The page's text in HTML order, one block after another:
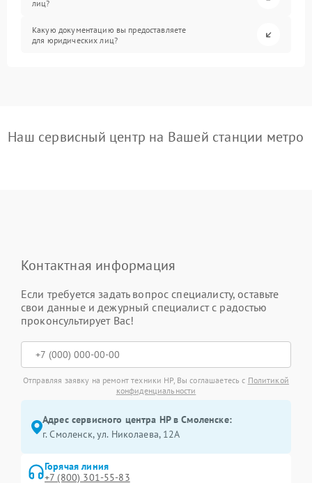
лиц?
Какую документацию вы предоставляете
для юридических лиц?
Наш сервисный центр на Вашей станции метро
Контактная информация
Если требуется задать вопрос специалисту, оставьте
свои данные и дежурный специалист с радостью
проконсультирует Вас!
Отправляя заявку на ремонт техники HP, Вы соглашаетесь с Политикой
конфиденциальности
Адрес сервисного центра HP в Смоленске:
г. Смоленск, ул. Николаева, 12А
Горячая линия
+7 (800) 301-55-83